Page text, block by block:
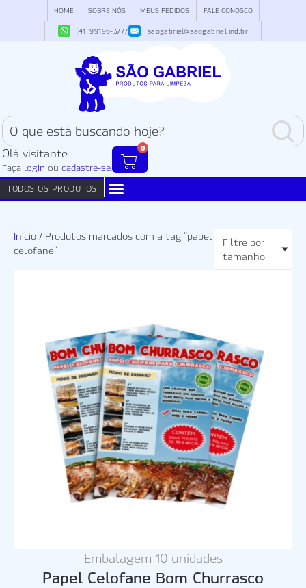
HOME SOBRE NÓS MEUS PEDIDOS FALE CONOSCO
(41) 99196-3777 saogabriel@saogabriel.ind.br
Olá visitante
Faça login ou cadastre-se.
0
TODOS OS PRODUTOS
Início / Produtos marcados com a tag “papel
celofane”
Filtre por
tamanho
Embalagem 10 unidades
Papel Celofane Bom Churrasco